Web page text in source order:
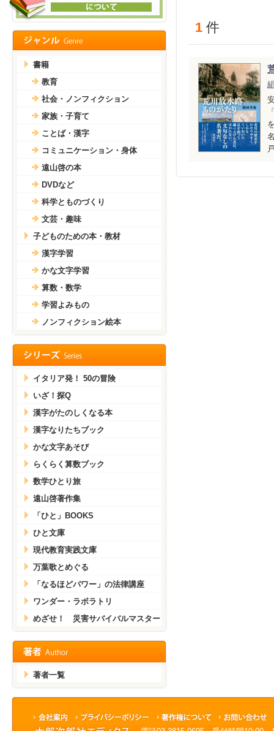
1 件
書籍
教育
社会・ノンフィクション
家族・子育て
ことば・漢字
コミュニケーション・身体
遠山啓の本
DVDなど
科学とものづくり
文芸・趣味
子どものための本・教材
漢字学習
かな文字学習
算数・数学
学習よみもの
ノンフィクション絵本
イタリア発！ 50の冒険
いざ！探Q
漢字がたのしくなる本
漢字なりたちブック
かな文字あそび
らくらく算数ブック
数学ひとり旅
遠山啓著作集
「ひと」BOOKS
ひと文庫
現代教育実践文庫
万葉歌とめぐる
「なるほどパワー」の法律講座
ワンダー・ラボラトリ
めざせ！ 災害サバイバルマスター
著者一覧